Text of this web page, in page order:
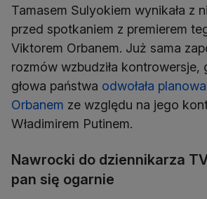
Tamasem Sulyokiem wynikała z
przed spotkaniem z premierem
Viktorem Orbanem. Już sama
rozmów wzbudziła kontrowersje,
głowa państwa odwołała
Orbanem ze względu na jego
Władimirem Putinem.
Nawrocki do dziennikarza
pan się ogarnie